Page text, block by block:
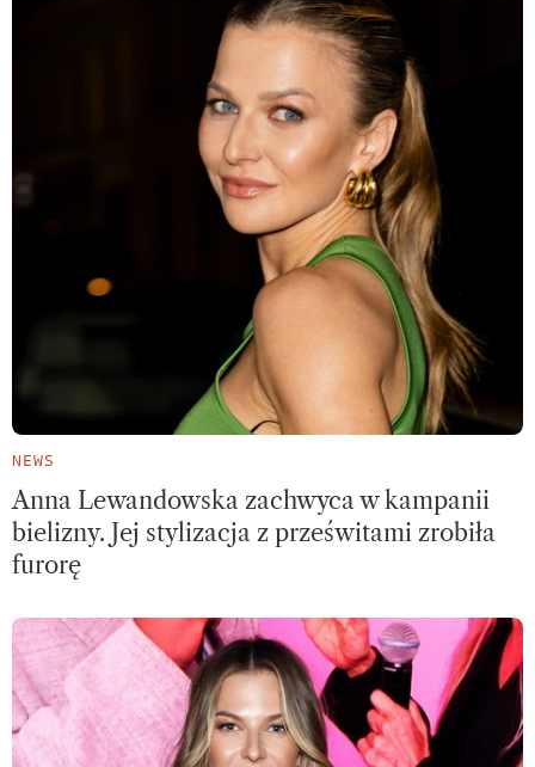
NEWS
Anna Lewandowska zachwyca w kampanii
bielizny. Jej stylizacja z prześwitami zrobiła
furorę